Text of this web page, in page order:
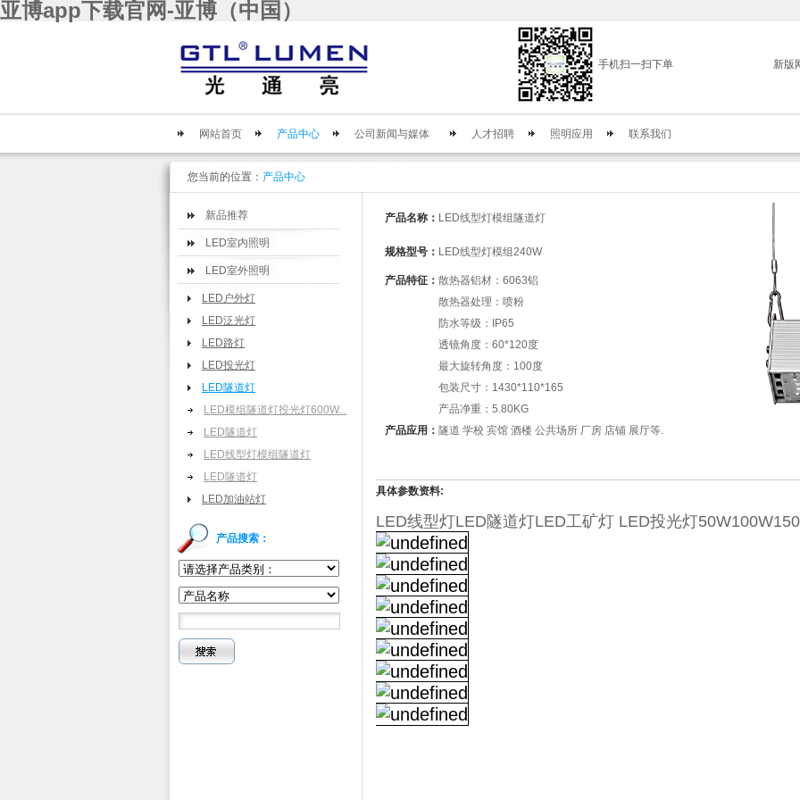
亚博app下载官网-亚博（中国）
手机扫一扫下单 新版
网站首页 产品中心 公司新闻与媒体 人才招聘 照明应用 联系我们
您当前的位置： 产品中心
新品推荐
LED室内照明
LED室外照明
LED户外灯
LED泛光灯
LED路灯
LED投光灯
LED隧道灯
LED模组隧道灯投光灯600W...
LED隧道灯
LED线型灯模组隧道灯
LED隧道灯
LED加油站灯
产品搜索：
产品名称： LED线型灯模组隧道灯
规格型号： LED线型灯模组240W
产品特征： 散热器铝材：6063铝
散热器处理：喷粉
防水等级：IP65
透镜角度：60*120度
最大旋转角度：100度
包装尺寸：1430*110*165
产品净重：5.80KG
产品应用： 隧道 学校 宾馆 酒楼 公共场所 厂房 店铺 展厅等.
具体参数资料:
LED线型灯LED隧道灯LED工矿灯 LED投光灯